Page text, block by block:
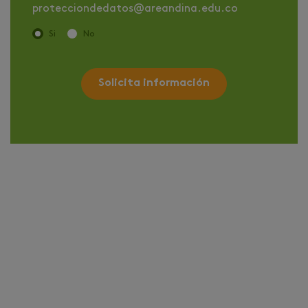
protecciondedatos@areandina.edu.co
Si No
Solicita información